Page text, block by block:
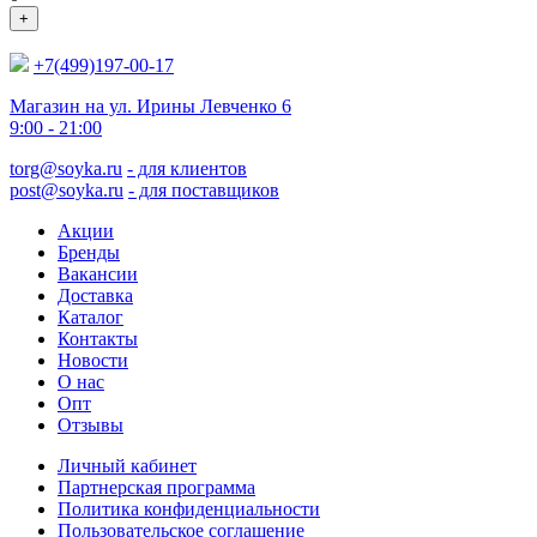
+
+7(499)197-00-17
Магазин на ул. Ирины Левченко 6
9:00 - 21:00
torg@soyka.ru - для клиентов
post@soyka.ru - для поставщиков
Акции
Бренды
Вакансии
Доставка
Каталог
Контакты
Новости
О нас
Опт
Отзывы
Личный кабинет
Партнерская программа
Политика конфиденциальности
Пользовательское соглашение